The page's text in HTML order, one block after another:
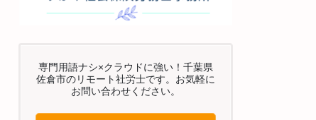
専門用語ナシ×クラウドに強い！千葉県
佐倉市のリモート社労士です。お気軽に
お問い合わせください。